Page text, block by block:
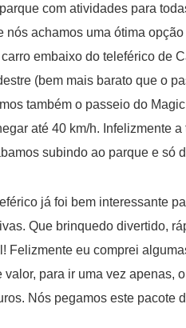
com atividades para
nós achamos uma ótima
embaixo do teleférico de
(bem mais barato que o
também o passeio do
até 40 km/h. Infelizmente
subindo ao parque e só
já foi bem interessante
Que brinquedo divertido,
Felizmente eu comprei
valor, para ir uma vez apenas,
Nós pegamos este pacote